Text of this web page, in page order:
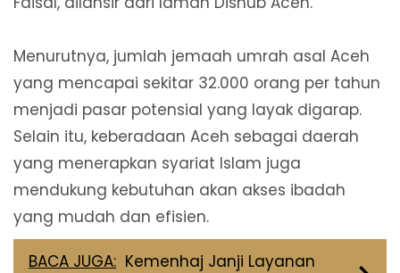
Menurutnya, jumlah jemaah umrah asal Aceh
yang mencapai sekitar 32.000 orang per tahun
menjadi pasar potensial yang layak digarap.
Selain itu, keberadaan Aceh sebagai daerah
yang menerapkan syariat Islam juga
mendukung kebutuhan akan akses ibadah
yang mudah dan efisien.
BACA JUGA: Kemenhaj Janji Layanan